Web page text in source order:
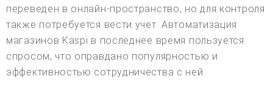
переведен в онлайн-пространство, но для контроля
также потребуется вести учет. Автоматизация
магазинов Kaspi в последнее время пользуется
спросом, что оправдано популярностью и
эффективностью сотрудничества с ней.